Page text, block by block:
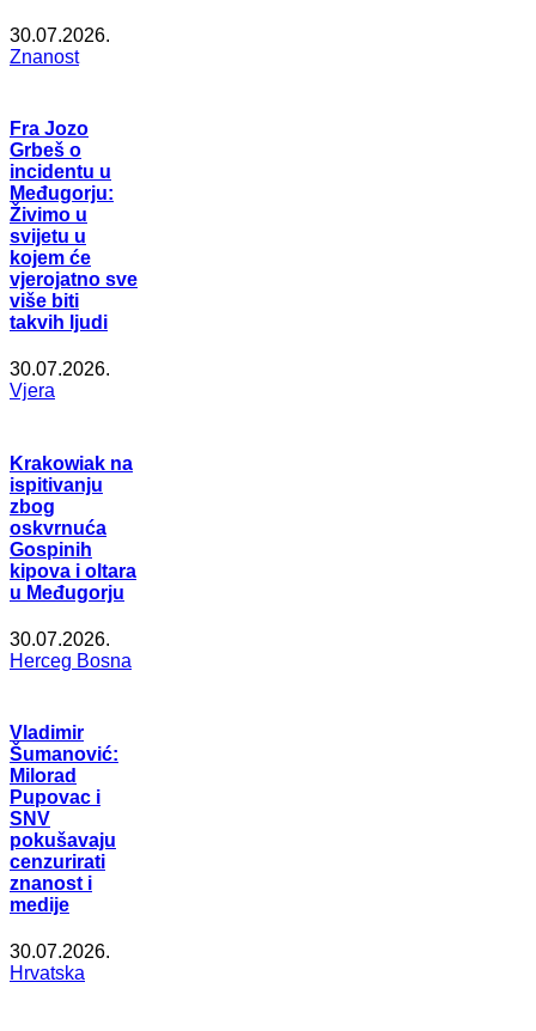
30.07.2026.
Znanost
Fra Jozo
Grbeš o
incidentu u
Međugorju:
Živimo u
svijetu u
kojem će
vjerojatno sve
više biti
takvih ljudi
30.07.2026.
Vjera
Krakowiak na
ispitivanju
zbog
oskvrnuća
Gospinih
kipova i oltara
u Međugorju
30.07.2026.
Herceg Bosna
Vladimir
Šumanović:
Milorad
Pupovac i
SNV
pokušavaju
cenzurirati
znanost i
medije
30.07.2026.
Hrvatska